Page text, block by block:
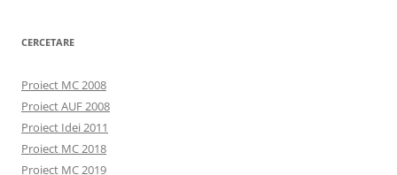
CERCETARE
Proiect MC 2008
Proiect AUF 2008
Proiect Idei 2011
Proiect MC 2018
Proiect MC 2019